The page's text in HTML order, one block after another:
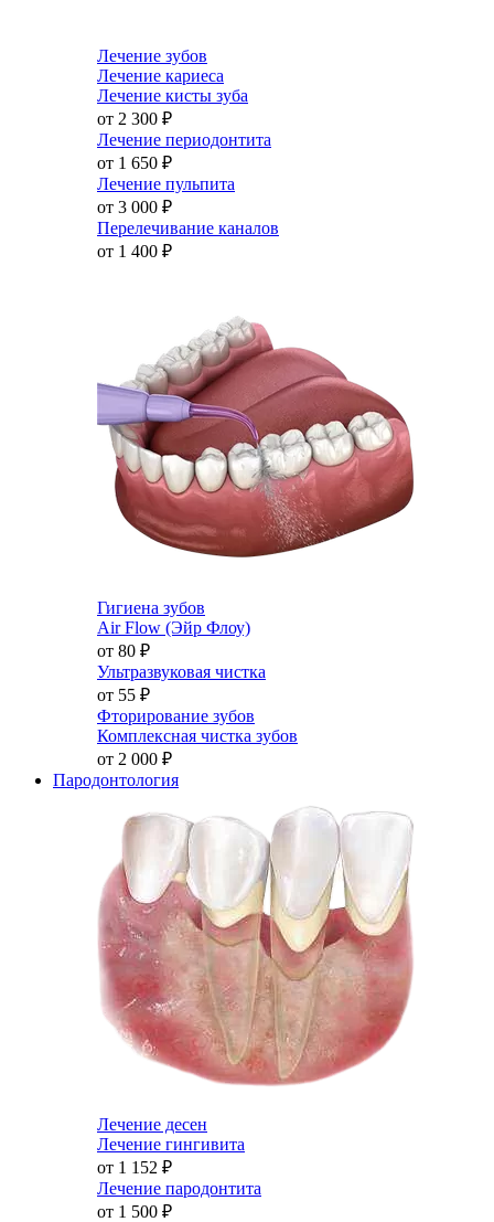
Лечение зубов
Лечение кариеса
Лечение кисты зуба
от 2 300 ₽
Лечение периодонтита
от 1 650 ₽
Лечение пульпита
от 3 000 ₽
Перелечивание каналов
от 1 400 ₽
Гигиена зубов
Air Flow (Эйр Флоу)
от 80 ₽
Ультразвуковая чистка
от 55 ₽
Фторирование зубов
Комплексная чистка зубов
от 2 000 ₽
Пародонтология
Лечение десен
Лечение гингивита
от 1 152 ₽
Лечение пародонтита
от 1 500 ₽